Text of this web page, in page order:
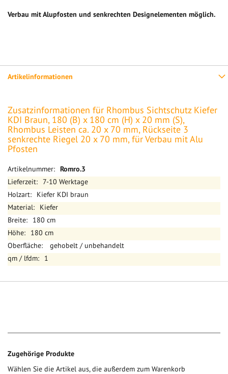
Verbau mit Alupfosten und senkrechten Designelementen möglich.
Artikelinformationen
Zusatzinformationen für Rhombus Sichtschutz Kiefer
KDI Braun, 180 (B) x 180 cm (H) x 20 mm (S),
Rhombus Leisten ca. 20 x 70 mm, Rückseite 3
senkrechte Riegel 20 x 70 mm, für Verbau mit Alu
Pfosten
Mehr
Informationen
Romro.3
7-10 Werktage
Kiefer KDI braun
Kiefer
180 cm
180 cm
gehobelt / unbehandelt
1
Zugehörige Produkte
Wählen Sie die Artikel aus, die außerdem zum Warenkorb